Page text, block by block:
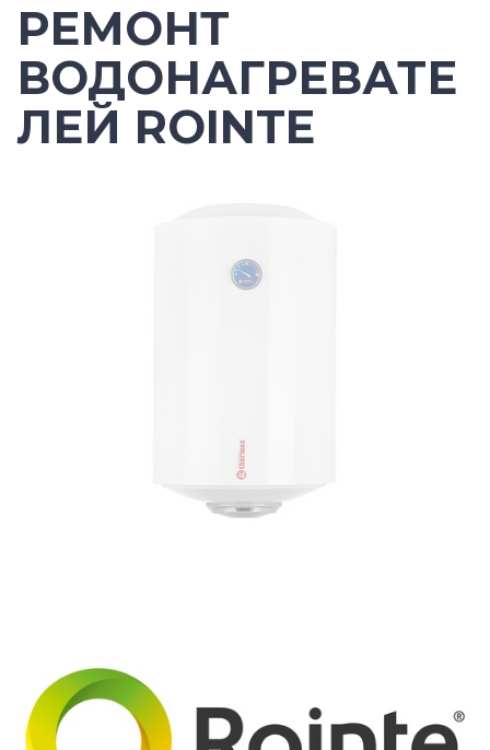
РЕМОНТ
ВОДОНАГРЕВАТЕ
ЛЕЙ ROINTE